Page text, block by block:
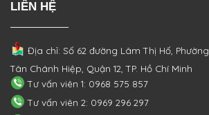
LIÊN HỆ
Địa chỉ: Số 62 đường Lâm Thị Hố, Phường
Tân Chánh Hiệp, Quận 12, TP. Hồ Chí Minh
Tư vấn viên 1: 0968 575 857
Tư vấn viên 2: 0969 296 297